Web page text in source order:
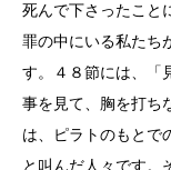
死んで下さったこと
罪の中にいる私たち
す。４８節には、「
事を見て、胸を打ち
は、ピラトのもとで
と叫んだ人々です。